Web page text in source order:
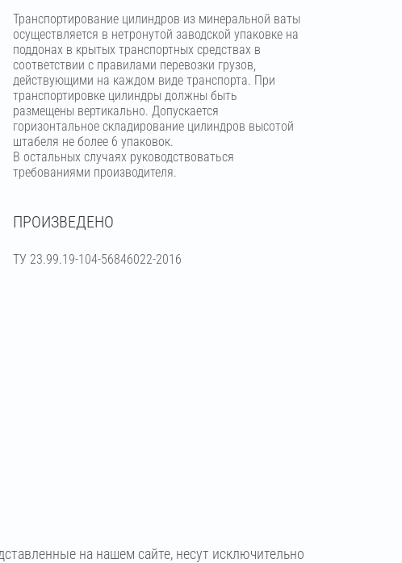
Транспортирование цилиндров из минеральной ваты
осуществляется в нетронутой заводской упаковке на
поддонах в крытых транспортных средствах в
соответствии с правилами перевозки грузов,
действующими на каждом виде транспорта. При
транспортировке цилиндры должны быть
размещены вертикально. Допускается
горизонтальное складирование цилиндров высотой
штабеля не более 6 упаковок.
В остальных случаях руководствоваться
требованиями производителя.
ПРОИЗВЕДЕНО
ТУ 23.99.19-104-56846022-2016
на нашем сайте, несут исключительно